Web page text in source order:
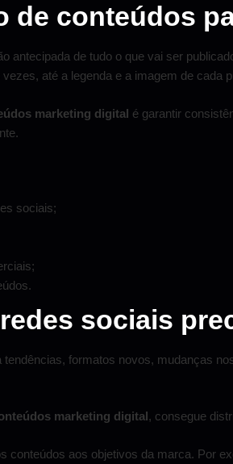
de conteúdos
antecipada de tudo o que vai ser
até a legenda e a imagem de cada
marketing digital é garantir
sociais;
sociais
formatos novos, mudanças
marketing digital, consegue
conteúdos aos objetivos da marca. Por